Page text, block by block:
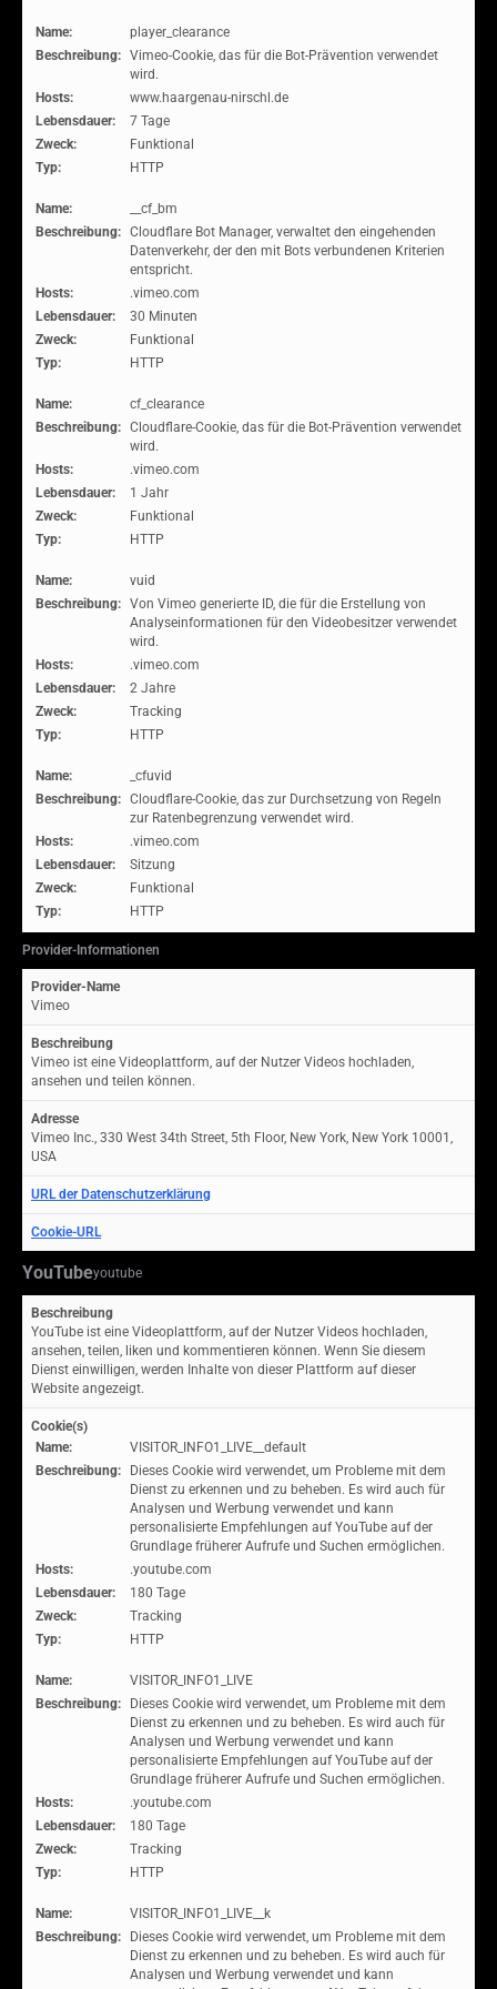
Name:
player_clearance
Beschreibung: Vimeo-Cookie, das für die Bot-Prävention verwendet
wird.
Hosts:
www.haargenau-nirschl.de
Lebensdauer:
7 Tage
Zweck:
Funktional
Typ:
HTTP
Name:
__cf_bm
Beschreibung: Cloudflare Bot Manager, verwaltet den eingehenden
Datenverkehr, der den mit Bots verbundenen Kriterien
entspricht.
Hosts:
.vimeo.com
Lebensdauer:
30 Minuten
Zweck:
Funktional
Typ:
HTTP
Name:
cf_clearance
Beschreibung: Cloudflare-Cookie, das für die Bot-Prävention verwendet
wird.
Hosts:
.vimeo.com
Lebensdauer:
1 Jahr
Zweck:
Funktional
Typ:
HTTP
Name:
vuid
Beschreibung: Von Vimeo generierte ID, die für die Erstellung von
Analyseinformationen für den Videobesitzer verwendet
wird.
Hosts:
.vimeo.com
Lebensdauer:
2 Jahre
Zweck:
Tracking
Typ:
HTTP
Name:
_cfuvid
Beschreibung: Cloudflare-Cookie, das zur Durchsetzung von Regeln
zur Ratenbegrenzung verwendet wird.
Hosts:
.vimeo.com
Lebensdauer:
Sitzung
Zweck:
Funktional
Typ:
HTTP
Provider-Informationen
Provider-Name
Vimeo
Beschreibung
Vimeo ist eine Videoplattform, auf der Nutzer Videos hochladen,
ansehen und teilen können.
Adresse
Vimeo Inc., 330 West 34th Street, 5th Floor, New York, New York 10001,
USA
URL der Datenschutzerklärung
Cookie-URL
YouTubeyoutube
Beschreibung
YouTube ist eine Videoplattform, auf der Nutzer Videos hochladen,
ansehen, teilen, liken und kommentieren können. Wenn Sie diesem
Dienst einwilligen, werden Inhalte von dieser Plattform auf dieser
Website angezeigt.
Cookie(s)
Name:
VISITOR_INFO1_LIVE__default
Beschreibung:
Dieses Cookie wird verwendet, um Probleme mit dem
Dienst zu erkennen und zu beheben. Es wird auch für
Analysen und Werbung verwendet und kann
personalisierte Empfehlungen auf YouTube auf der
Grundlage früherer Aufrufe und Suchen ermöglichen.
Hosts:
.youtube.com
Lebensdauer:
180 Tage
Zweck:
Tracking
Typ:
HTTP
Name:
VISITOR_INFO1_LIVE
Beschreibung:
Dieses Cookie wird verwendet, um Probleme mit dem
Dienst zu erkennen und zu beheben. Es wird auch für
Analysen und Werbung verwendet und kann
personalisierte Empfehlungen auf YouTube auf der
Grundlage früherer Aufrufe und Suchen ermöglichen.
Hosts:
.youtube.com
Lebensdauer:
180 Tage
Zweck:
Tracking
Typ:
HTTP
Name:
VISITOR_INFO1_LIVE__k
Beschreibung:
Dieses Cookie wird verwendet, um Probleme mit dem
Dienst zu erkennen und zu beheben. Es wird auch für
Analysen und Werbung verwendet und kann